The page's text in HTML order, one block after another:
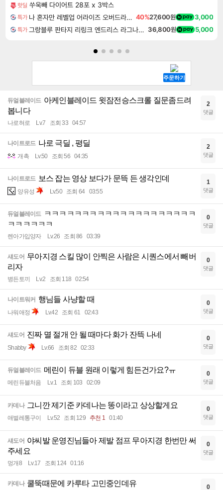
핫딜 쑤욱빼 다이어트 28포 x 3박스
특가 나 혼자만 레벨업 어라이즈 오버드라이브 Solo Leveling Arise 40%27,600원 3,000
특가 그랑블루 판타지 리링크 엔드리스 라그나로크 업그레이드 킷 Granblue Fantasy Relink Endless Ragnarok Upgrade Kit DLC 36,800원 5,000
듀얼블레이드 아케인블레이드 윗잠전승스크롤 질문좀드려
봅니다
나로혀로 Lv.7 조회 33 04:57
2
댓글
나이트로드 나로 극딜 , 평딜
개촉 Lv.50 조회 56 04:35
2
댓글
나이트로드 보스 잡는 영상 보다가 문뜩 든 생각인데
양유성 Lv.50 조회 64 03:55
1
댓글
듀얼블레이드
ㅋㅋㅋㅋㅋㅋㅋㅋㅋㅋㅋㅋㅋㅋㅋㅋㅋㅋㅋㅋ
ㅋㅋㅋㅋㅋㅋ
렌아가입양자 Lv.26 조회 86 03:39
0
댓글
섀도어 무아지경 스킬 많이 안찍은 사람은 시퀀스에서 빼버
리자
병든토끼 Lv.2 조회 118 02:54
0
댓글
나이트워커 행님들 사냥할 때
나워애정 Lv.42 조회 61 02:43
0
댓글
섀도어 진짜 멸 절개 안 될 때마다 화가 잔뜩 나네
Shabby Lv.66 조회 82 02:33
0
댓글
듀얼블레이드 메린이 듀블 원래 이렇게 힘든건가요?ㅠ
메린듀블처음 Lv.1 조회 103 02:09
0
댓글
카데나 그니깐 제기준 카데나는 똥이라고 상상할게요
애벌레통구이 Lv.52 조회 129 추천 1 01:40
0
댓글
섀도어 야씨발 운영진님들아 제발 점프 무아지경 한번만 써
주세요
멍개8 Lv.17 조회 124 01:16
0
댓글
카데나 쿨뚝때문에 카루타 고민중인데유 0